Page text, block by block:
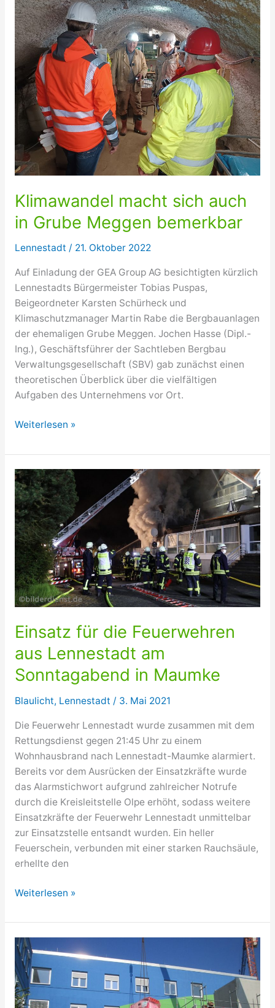
Klimawandel macht sich auch
in Grube Meggen bemerkbar
Lennestadt / 21. Oktober 2022
Auf Einladung der GEA Group AG besichtigten kürzlich
Lennestadts Bürgermeister Tobias Puspas,
Beigeordneter Karsten Schürheck und
Klimaschutzmanager Martin Rabe die Bergbauanlagen
der ehemaligen Grube Meggen. Jochen Hasse (Dipl.-
Ing.), Geschäftsführer der Sachtleben Bergbau
Verwaltungsgesellschaft (SBV) gab zunächst einen
theoretischen Überblick über die vielfältigen
Aufgaben des Unternehmens vor Ort.
Klimawandel
sich
auch
in
Grube
Meggen
bemerkbar
Weiterlesen »
Einsatz für die Feuerwehren
aus Lennestadt am
Sonntagabend in Maumke
Blaulicht, Lennestadt / 3. Mai 2021
Die Feuerwehr Lennestadt wurde zusammen mit dem
Rettungsdienst gegen 21:45 Uhr zu einem
Wohnhausbrand nach Lennestadt-Maumke alarmiert.
Bereits vor dem Ausrücken der Einsatzkräfte wurde
das Alarmstichwort aufgrund zahlreicher Notrufe
durch die Kreisleitstelle Olpe erhöht, sodass weitere
Einsatzkräfte der Feuerwehr Lennestadt unmittelbar
zur Einsatzstelle entsandt wurden. Ein heller
Feuerschein, verbunden mit einer starken Rauchsäule,
erhellte den
Einsatz
die
Feuerwehren
aus
Lennestadt
am
Sonntagabend
Weiterlesen »